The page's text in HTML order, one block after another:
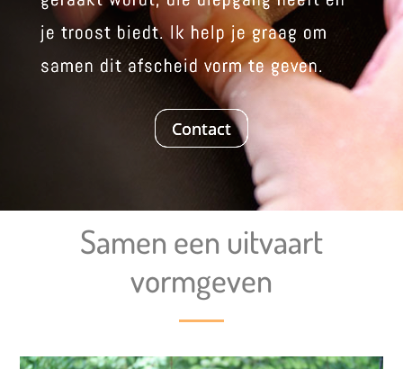
je troost biedt. Ik help je graag om
samen dit afscheid vorm te geven.
Contact
Samen een uitvaart
vormgeven